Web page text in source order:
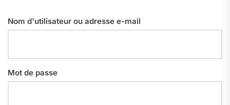
Nom d'utilisateur ou adresse e-mail
Mot de passe